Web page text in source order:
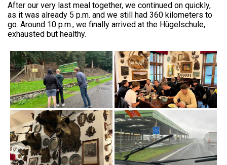
After our very last meal together, we continued on quickly,
as it was already 5 p.m. and we still had 360 kilometers to
go. Around 10 p.m., we finally arrived at the Hügelschule,
exhausted but healthy.